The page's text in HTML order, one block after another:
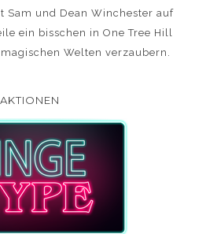
Sam und Dean Winchester auf
ein bisschen in One Tree Hill
Welten verzaubern.
AKTIONEN